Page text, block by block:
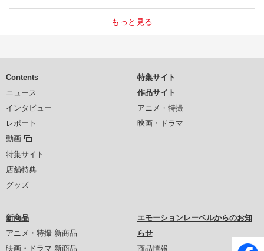
もっと見る
Contents
ニュース
インタビュー
レポート
動画
特集サイト
店舗特典
グッズ
特集サイト
作品サイト
アニメ・特撮
映画・ドラマ
新商品
アニメ・特撮 新商品
映画・ドラマ 新商品
エモーションレーベルからのお知
らせ
商品情報